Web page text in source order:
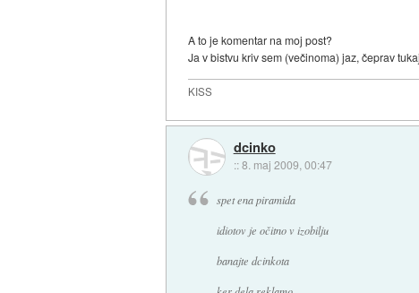
A to je komentar na moj post?
Ja v bistvu kriv sem (večinoma) jaz, čeprav
KISS
dcinko
::8. maj 2009, 00:47
spet ena piramida
idiotov je očitno v izobilju
banajte dcinkota